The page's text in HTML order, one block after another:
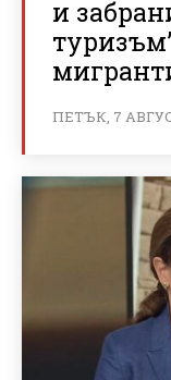
и
ПЕТЪК, 7